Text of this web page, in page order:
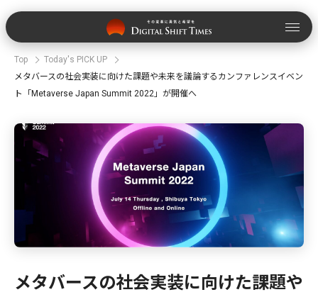
Top
Today's PICK UP
メタバースの社会実装に向けた課題や未来を議論するカンファレンスイベン
ト「Metaverse Japan Summit 2022」が開催へ
メタバースの社会実装に向けた課題や